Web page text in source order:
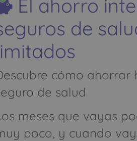
El ahorro
de
cómo ahorrar
de salud
meses que vayas
poco, y cuando